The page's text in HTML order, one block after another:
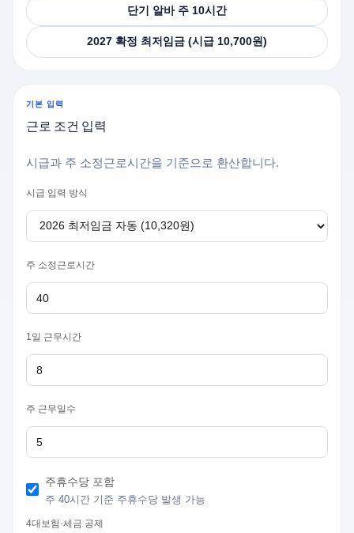
단기 알바 주 10시간
2027 확정 최저임금 (시급 10,700원)
기본 입력
근로 조건 입력
시급과 주 소정근로시간을 기준으로 환산합니다.
시급 입력 방식
주 소정근로시간
1일 근무시간
주 근무일수
주휴수당 포함
주 40시간 기준 주휴수당 발생 가능
4대보험·세금 공제